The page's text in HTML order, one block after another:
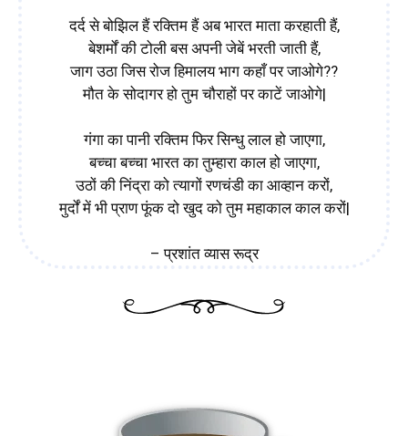
दर्द से बोझिल हैं रक्तिम हैं अब भारत माता करहाती हैं,
बेशर्मों की टोली बस अपनी जेबें भरती जाती हैं,
जाग उठा जिस रोज हिमालय भाग कहाँ पर जाओगे??
मौत के सोदागर हो तुम चौराहों पर काटें जाओगे|
गंगा का पानी रक्तिम फिर सिन्धु लाल हो जाएगा,
बच्चा बच्चा भारत का तुम्हारा काल हो जाएगा,
उठों की निंद्रा को त्यागों रणचंडी का आव्हान करों,
मुर्दों में भी प्राण फूंक दो खुद को तुम महाकाल काल करों|
– प्रशांत व्यास रूद्र